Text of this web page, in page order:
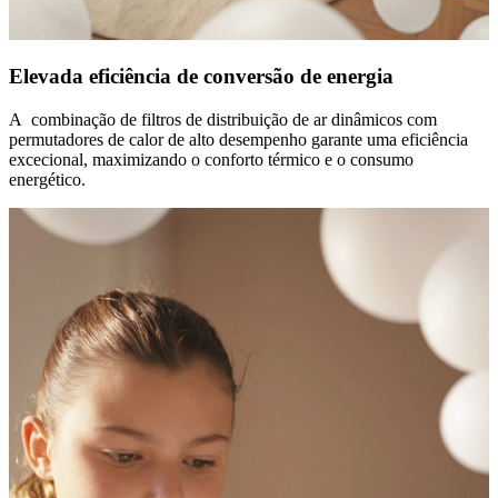
Elevada eficiência de conversão de energia
A combinação de filtros de distribuição de ar dinâmicos com
permutadores de calor de alto desempenho garante uma eficiência
excecional, maximizando o conforto térmico e o consumo
energético.